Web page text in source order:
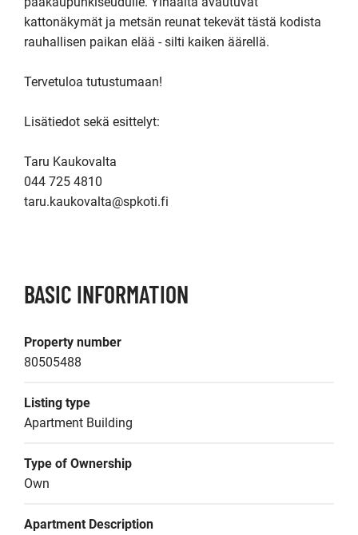
kattonäkymät ja metsän reunat tekevät tästä kodista
rauhallisen paikan elää - silti kaiken äärellä.
Tervetuloa tutustumaan!
Lisätiedot sekä esittelyt:
Taru Kaukovalta
044 725 4810
taru.kaukovalta@spkoti.fi
BASIC INFORMATION
Property number
80505488
Listing type
Apartment Building
Type of Ownership
Own
Apartment Description